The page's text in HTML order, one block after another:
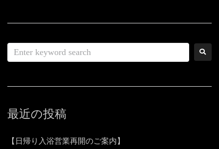
最近の投稿
【日帰り入浴営業再開のご案内】